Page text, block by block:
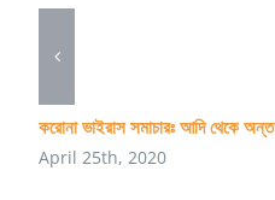
করোনা ভাইরাস সমাচারঃ আদি থেকে অন্ত
April 25th, 2020